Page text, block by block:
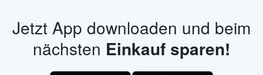
Jetzt App downloaden und beim
nächsten Einkauf sparen!